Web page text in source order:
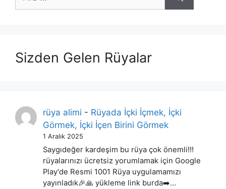
Sizden Gelen Rüyalar
rüya alimi - Rüyada İçki İçmek, İçki
Görmek, İçki İçen Birini Görmek
1 Aralık 2025
Saygıdeğer kardeşim bu rüya çok önemli!!!
rüyalarınızı ücretsiz yorumlamak için Google
Play'de Resmi 1001 Rüya uygulamamızı
yayınladık🎉🙏 yükleme link burda➡️…